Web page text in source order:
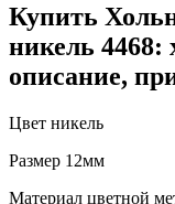
Купить
никель 4468:
описание,
Цвет никель
Размер 12мм
Материал цветной